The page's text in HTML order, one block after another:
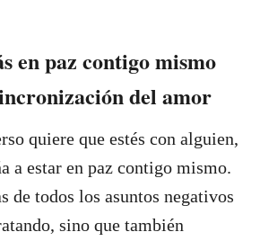
en paz contigo mismo
del amor
quiere que estés con alguien,
a estar en paz contigo mismo.
de todos los asuntos negativos
sino que también